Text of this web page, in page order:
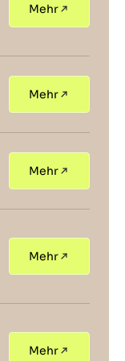
Mehr
Mehr
Mehr
Mehr
Mehr